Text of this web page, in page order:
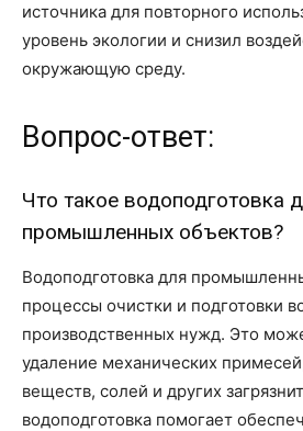
источника для повторного
уровень экологии и снизил
окружающую среду.
Вопрос-ответ:
Что такое водоподготовка
промышленных объектов?
Водоподготовка для
процессы очистки и подготовки
производственных нужд. Это
удаление механических
веществ, солей и других
водоподготовка помогает